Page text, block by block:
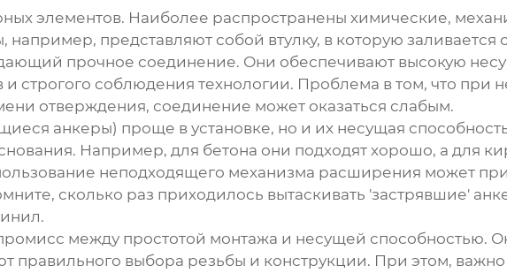
элементов. Наиболее распространены химические,
представляют собой втулку, в которую заливается
прочное соединение. Они обеспечивают высокую
строгого соблюдения технологии. Проблема в том, что при
отверждения, соединение может оказаться слабым.
анкеры) проще в установке, но и их несущая
Например, для бетона они подходят хорошо, а для
неподходящего механизма расширения может
сколько раз приходилось вытаскивать 'застрявшие'
между простотой монтажа и несущей способностью.
правильного выбора резьбы и конструкции. При этом, важно